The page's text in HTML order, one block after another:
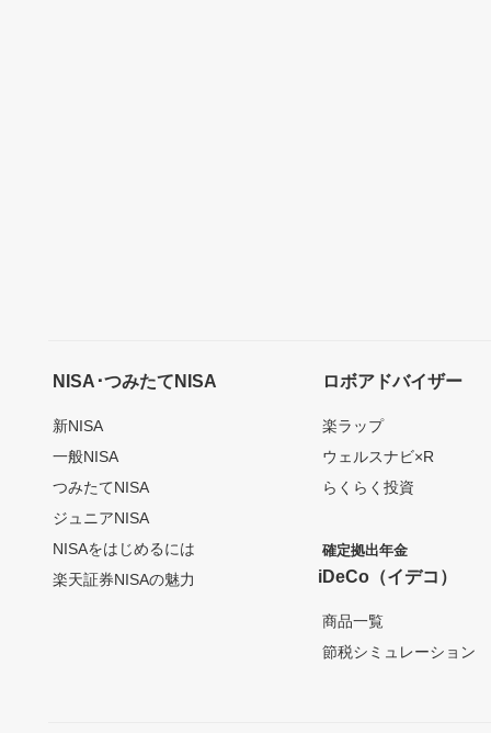
NISA･つみたてNISA
新NISA
一般NISA
つみたてNISA
ジュニアNISA
NISAをはじめるには
楽天証券NISAの魅力
ロボアドバイザー
楽ラップ
ウェルスナビ×R
らくらく投資
確定拠出年金
iDeCo（イデコ）
商品一覧
節税シミュレーション